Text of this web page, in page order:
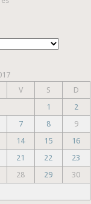
V S
D
1
2
7 8
9
14 15
16
21 22
23
28 29
30